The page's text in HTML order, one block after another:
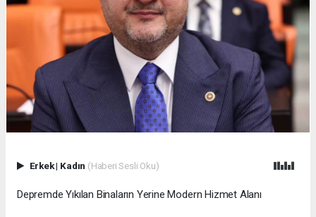
Erkek| Kadın (Haberi Sesli Oku)
Depremde Yıkılan Binaların Yerine Modern Hizmet Alanı